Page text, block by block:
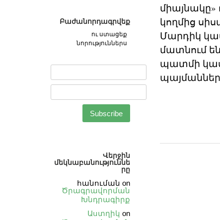
կողմից
Մարդիկ
մատնում
պատմի
Բաժանորդագրվեք
ու ստացեք
նորություններս
Վերջին
մեկնաբանություննե
րը
հանուման on
Ծրագրավորման
Խնդրագիրք
Աստղիկ on